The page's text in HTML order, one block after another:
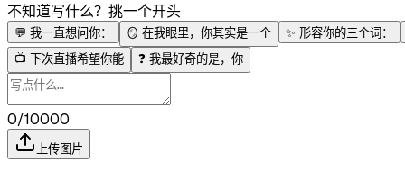
不知道写什么？挑一个开头
💬 我一直想问你： 🪞 在我眼里，你其实是一个 ✨ 形容你的三个词：
📺 下次直播希望你能 ❓ 我最好奇的是，你
0/10000
上传图片